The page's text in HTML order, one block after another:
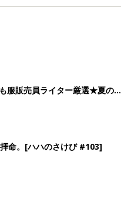
服販売員ライター厳選★夏のバ
命。[ハハのさけび #103]